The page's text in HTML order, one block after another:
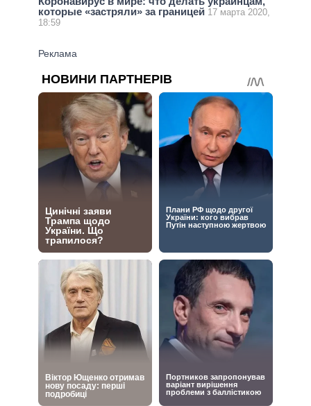
которые «застряли» за границей 17 марта 2020,
18:59